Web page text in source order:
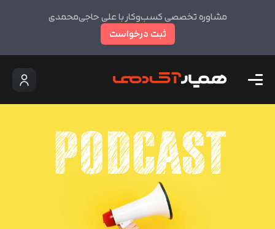
مشاوره تخصصی کسب‌وکار با علی حاجی‌محمدی
ثبت درخواست